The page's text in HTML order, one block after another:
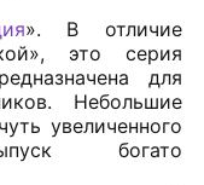
». В отличие
это серия
для
Небольшие
увеличенного
богато